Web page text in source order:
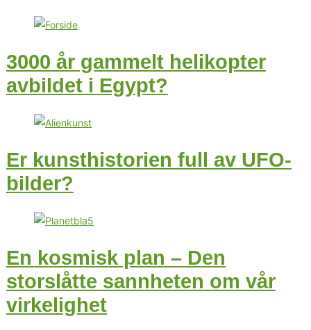
3000 år gammelt helikopter
avbildet i Egypt?
Er kunsthistorien full av UFO-
bilder?
En kosmisk plan – Den
storslåtte sannheten om vår
virkelighet